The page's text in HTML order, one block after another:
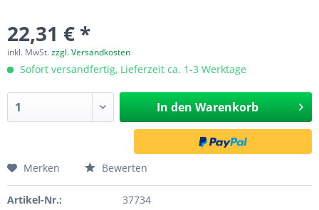
22,31 € *
inkl. MwSt.zzgl. Versandkosten
Sofort versandfertig, Lieferzeit ca. 1-3 Werktage
In den Warenkorb
Merken Bewerten
Artikel-Nr.: 37734